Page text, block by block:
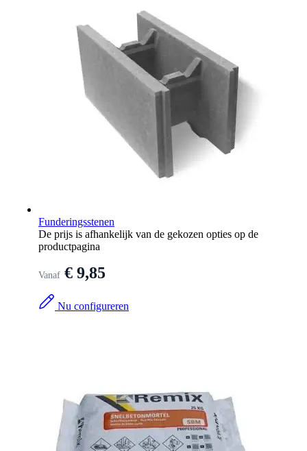
Funderingsstenen
De prijs is afhankelijk van de gekozen opties op de
productpagina
Vanaf € 9,85
Nu configureren